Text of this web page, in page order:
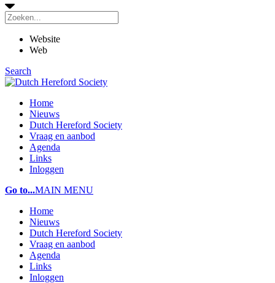
Website
Web
Search
Home
Nieuws
Dutch Hereford Society
Vraag en aanbod
Agenda
Links
Inloggen
Go to...MAIN MENU
Home
Nieuws
Dutch Hereford Society
Vraag en aanbod
Agenda
Links
Inloggen